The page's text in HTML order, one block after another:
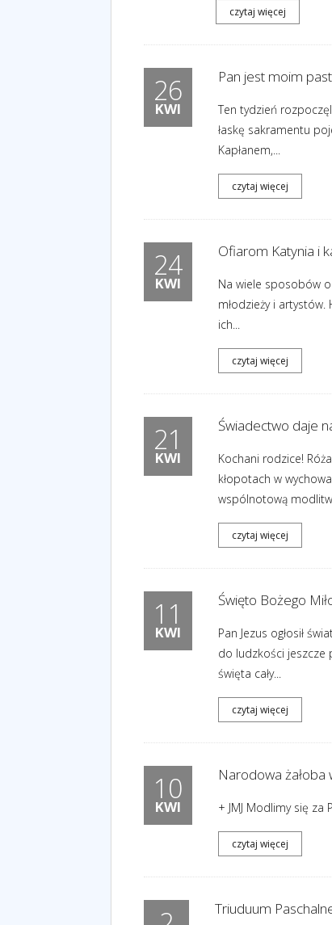
czytaj więcej
26
KWI
Pan jest moim
Ten tydzień
łaskę sakramentu
Kapłanem,...
czytaj więcej
24
KWI
Ofiarom Katynia i
Na wiele sposobów
młodzieży i
ich...
czytaj więcej
21
KWI
Świadectwo daje
Kochani rodzice!
kłopotach w
wspólnotową
czytaj więcej
11
KWI
Święto Bożego
Pan Jezus ogłosił
do ludzkości jeszcze
święta cały...
czytaj więcej
10
KWI
Narodowa
+ JMJ Modlimy się za
czytaj więcej
Triuduum